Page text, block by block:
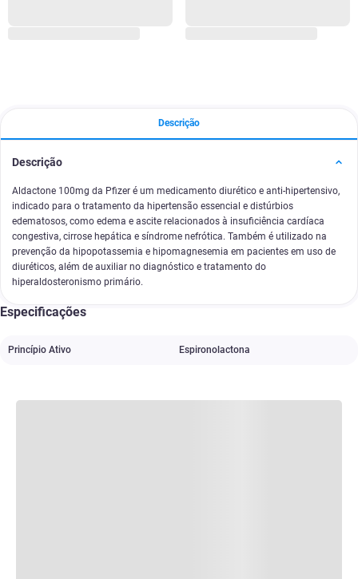
Descrição
Descrição
Aldactone 100mg da Pfizer é um medicamento diurético e anti-hipertensivo,
indicado para o tratamento da hipertensão essencial e distúrbios
edematosos, como edema e ascite relacionados à insuficiência cardíaca
congestiva, cirrose hepática e síndrome nefrótica. Também é utilizado na
prevenção da hipopotassemia e hipomagnesemia em pacientes em uso de
diuréticos, além de auxiliar no diagnóstico e tratamento do
hiperaldosteronismo primário.
Especificações
Princípio Ativo Espironolactona